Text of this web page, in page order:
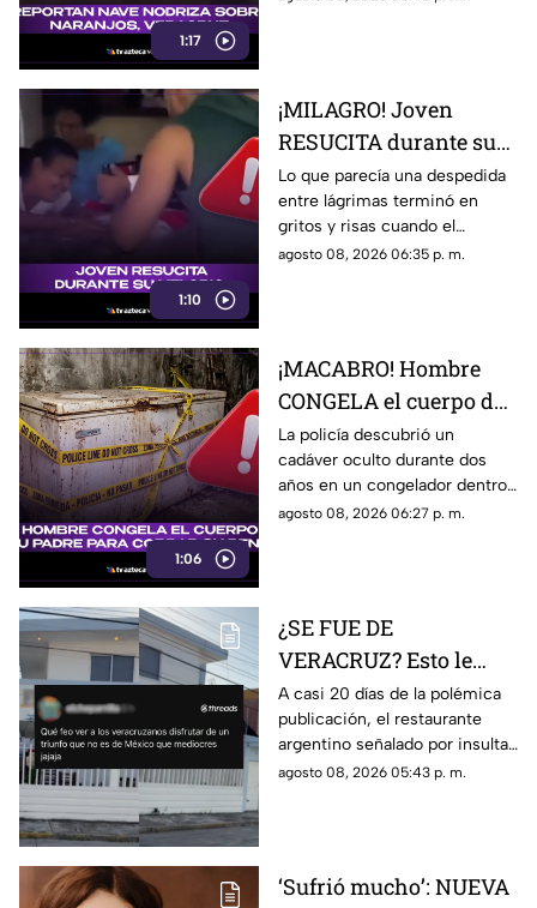
1:17
1:10
¡MILAGRO! Joven
RESUCITA durante su
VELORIO; captan
momento exacto
Lo que parecía una despedida
entre lágrimas terminó en
gritos y risas cuando el
supuesto fallecido se levantó
agosto 08, 2026 06:35 p. m.
1:06
¡MACABRO! Hombre
CONGELA el cuerpo de
su padre para seguir
cobrando su pensión;
esto se sabe
La policía descubrió un
cadáver oculto durante dos
años en un congelador dentro
de una vivienda, mientras el
agosto 08, 2026 06:27 p. m.
¿SE FUE DE
VERACRUZ? Esto le
pasó al restaurante
argentino que INSULTÓ
a los veracruzanos
llamándolos
A casi 20 días de la polémica
publicación, el restaurante
argentino señalado por insultar
a veracruzanos volvió a operar
agosto 08, 2026 05:43 p. m.
‘Sufrió mucho’: NUEVA